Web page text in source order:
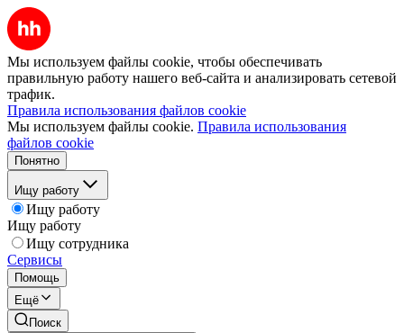
Мы используем файлы cookie, чтобы обеспечивать
правильную работу нашего веб-сайта и анализировать сетевой
трафик.
Правила использования файлов cookie
Мы используем файлы cookie. Правила использования
файлов cookie
Понятно
Ищу работу
Ищу работу
Ищу работу
Ищу сотрудника
Сервисы
Помощь
Ещё
Поиск